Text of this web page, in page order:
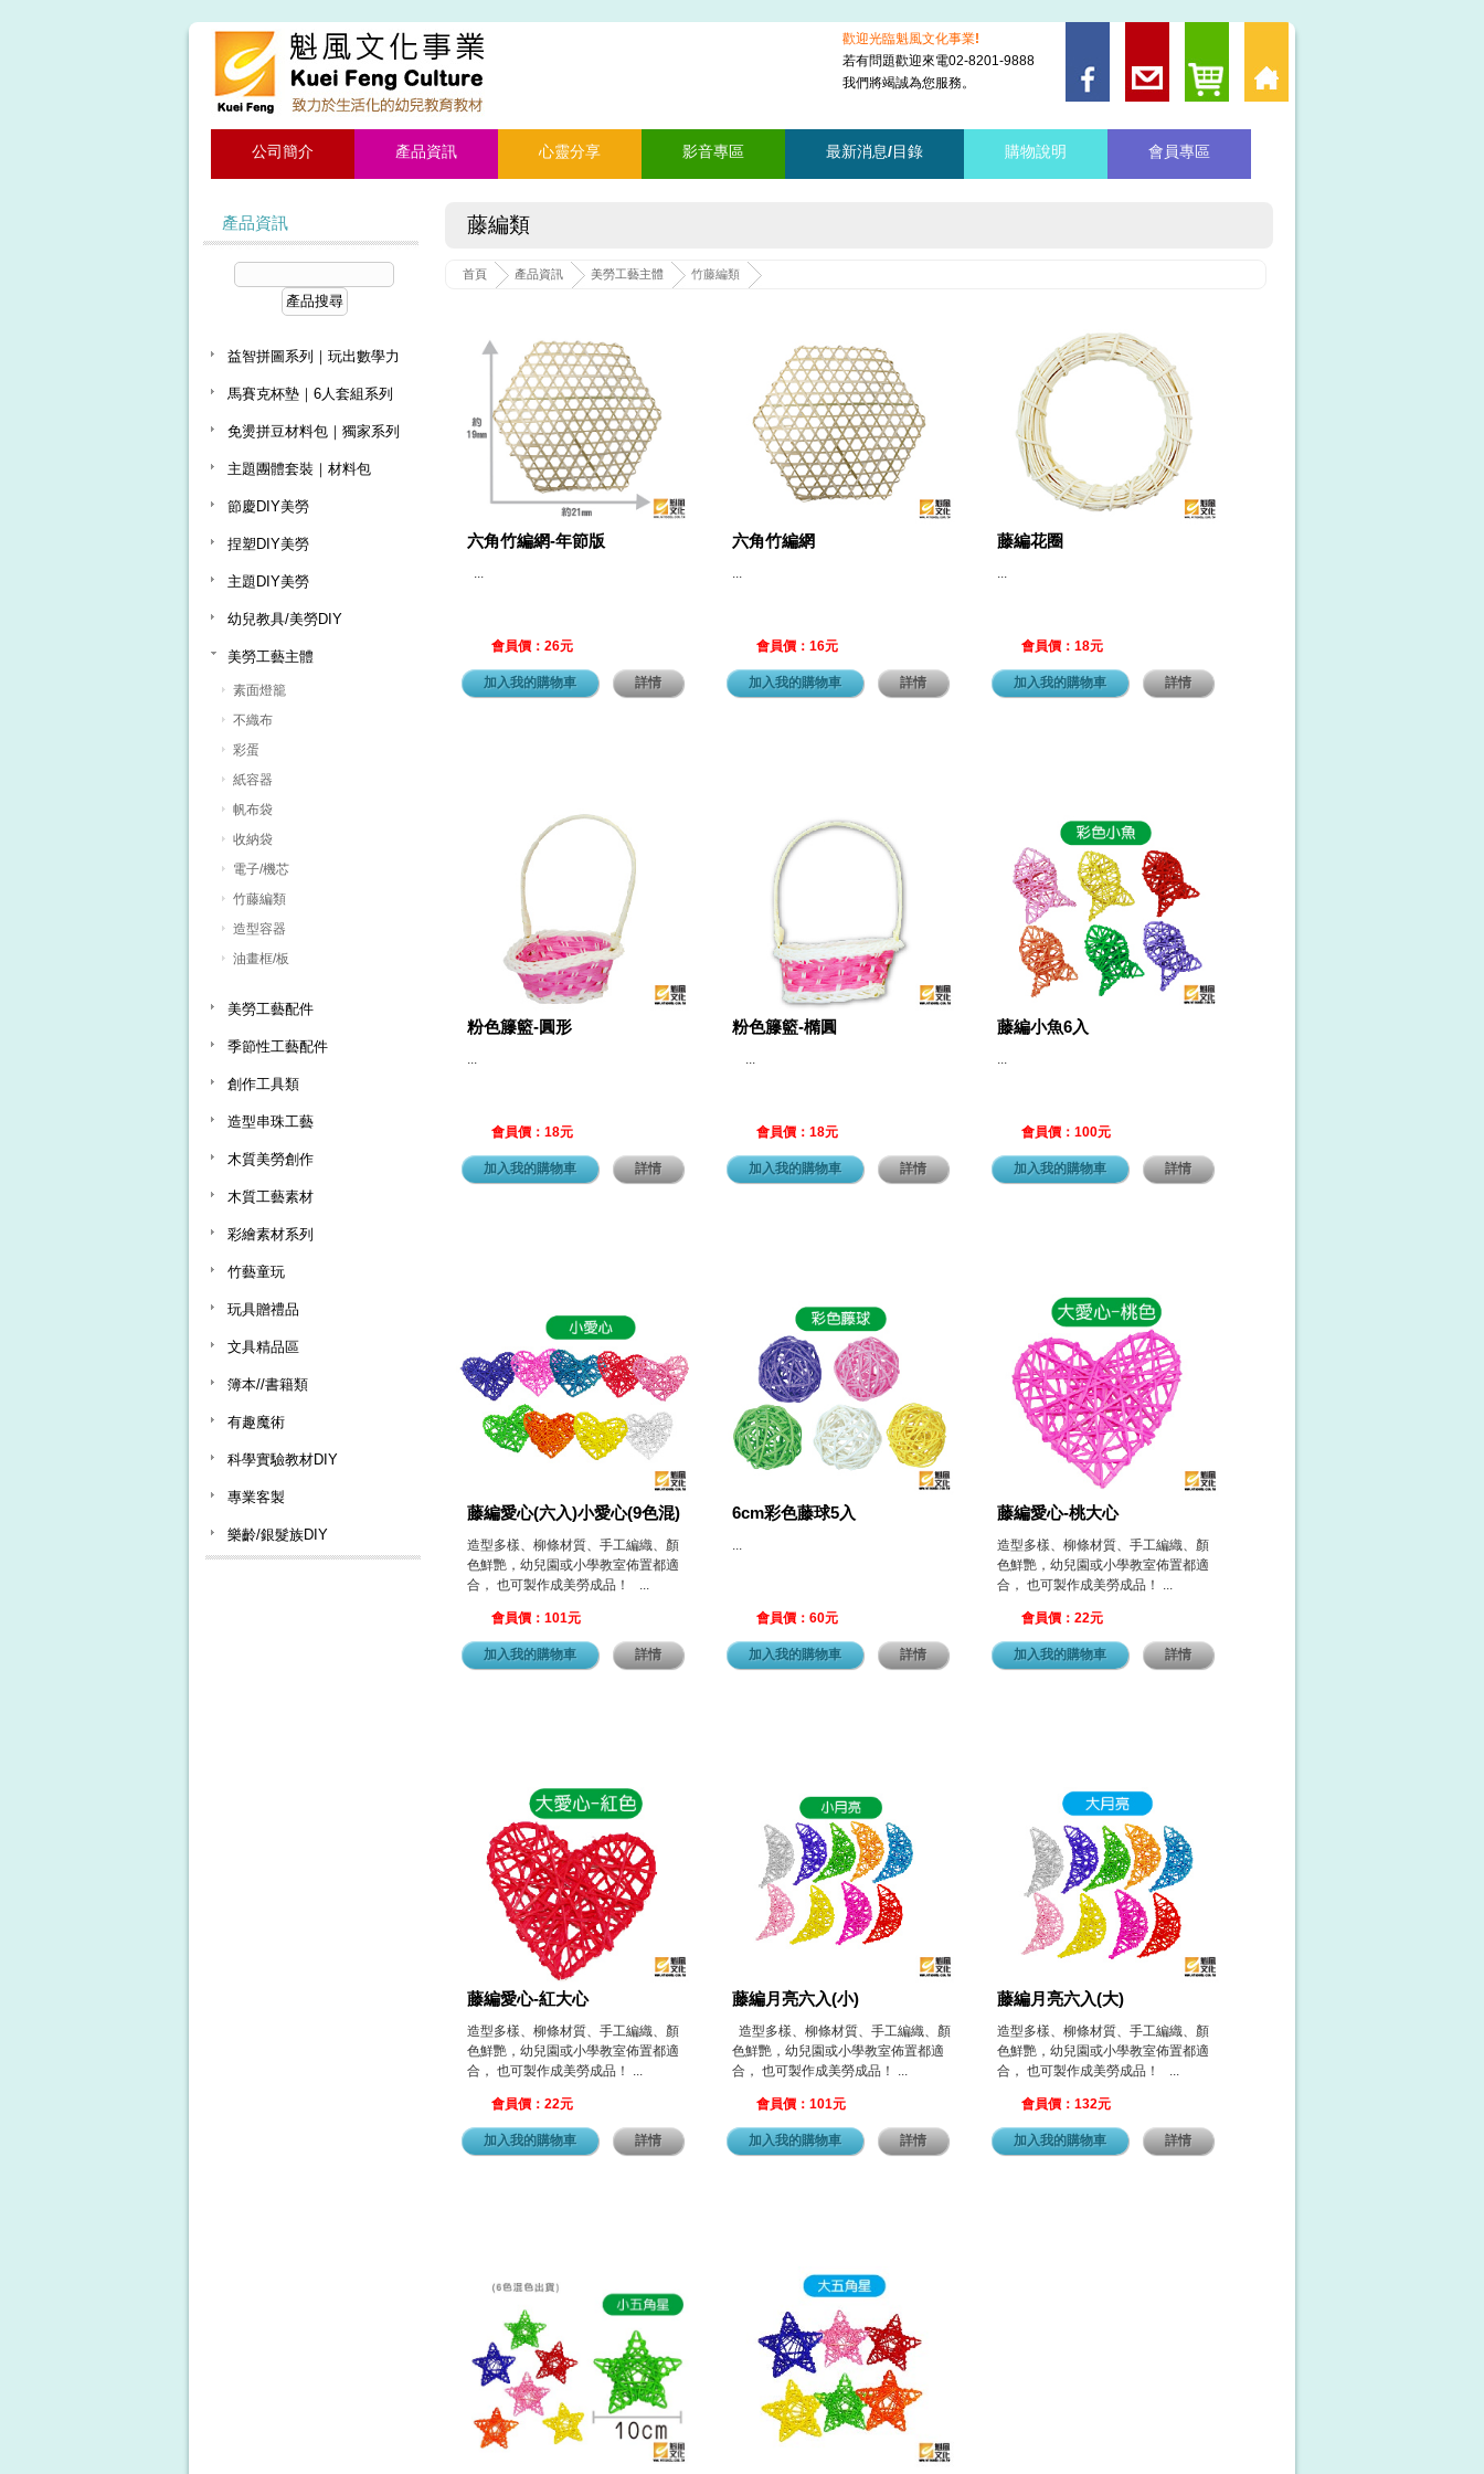
歡迎光臨魁風文化事業!
若有問題歡迎來電02-8201-9888
我們將竭誠為您服務。
公司簡介 產品資訊 心靈分享 影音專區 最新消息/目錄 購物說明 會員專區
藤編類
首頁 產品資訊 美勞工藝主體 竹藤編類
六角竹編網-年節版
...
會員價：26元
加入我的購物車 詳情
六角竹編網
...
會員價：16元
加入我的購物車 詳情
藤編花圈
...
會員價：18元
加入我的購物車 詳情
粉色籐籃-圓形
...
會員價：18元
加入我的購物車 詳情
粉色籐籃-橢圓
...
會員價：18元
加入我的購物車 詳情
藤編小魚6入
...
會員價：100元
加入我的購物車 詳情
藤編愛心(六入)小愛心(9色混)
造型多樣、柳條材質、手工編織、顏
色鮮艷，幼兒園或小學教室佈置都適
合， 也可製作成美勞成品！ ...
會員價：101元
加入我的購物車 詳情
6cm彩色藤球5入
...
會員價：60元
加入我的購物車 詳情
藤編愛心-桃大心
造型多樣、柳條材質、手工編織、顏
色鮮艷，幼兒園或小學教室佈置都適
合， 也可製作成美勞成品！ ...
會員價：22元
加入我的購物車 詳情
藤編愛心-紅大心
造型多樣、柳條材質、手工編織、顏
色鮮艷，幼兒園或小學教室佈置都適
合， 也可製作成美勞成品！ ...
會員價：22元
加入我的購物車 詳情
藤編月亮六入(小)
造型多樣、柳條材質、手工編織、顏
色鮮艷，幼兒園或小學教室佈置都適
合， 也可製作成美勞成品！ ...
會員價：101元
加入我的購物車 詳情
藤編月亮六入(大)
造型多樣、柳條材質、手工編織、顏
色鮮艷，幼兒園或小學教室佈置都適
合， 也可製作成美勞成品！ ...
會員價：132元
加入我的購物車 詳情
產品資訊
益智拼圖系列｜玩出數學力
馬賽克杯墊｜6人套組系列
免燙拼豆材料包｜獨家系列
主題團體套裝｜材料包
節慶DIY美勞
捏塑DIY美勞
主題DIY美勞
幼兒教具/美勞DIY
美勞工藝主體
素面燈籠
不織布
彩蛋
紙容器
帆布袋
收納袋
電子/機芯
竹藤編類
造型容器
油畫框/板
美勞工藝配件
季節性工藝配件
創作工具類
造型串珠工藝
木質美勞創作
木質工藝素材
彩繪素材系列
竹藝童玩
玩具贈禮品
文具精品區
簿本//書籍類
有趣魔術
科學實驗教材DIY
專業客製
樂齡/銀髮族DIY